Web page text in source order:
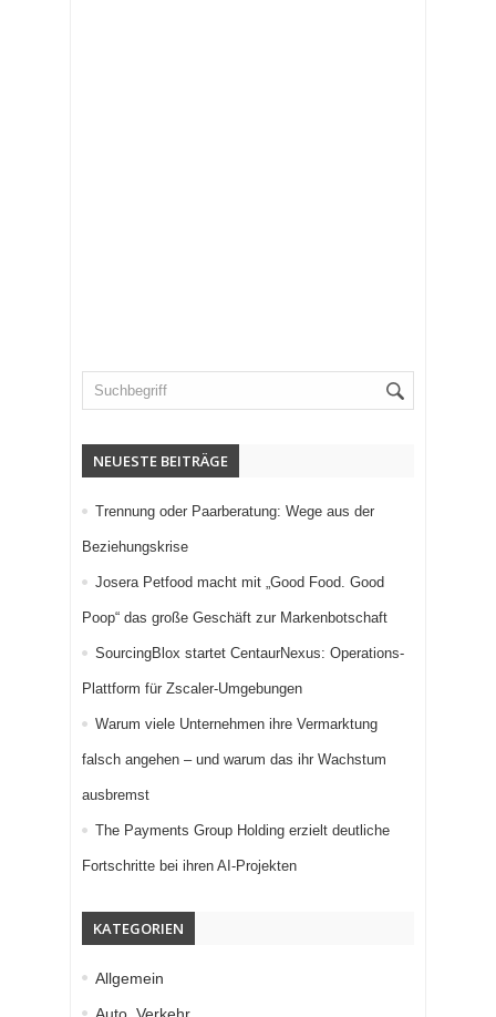
NEUESTE BEITRÄGE
Trennung oder Paarberatung: Wege aus der
Beziehungskrise
Josera Petfood macht mit „Good Food. Good
Poop“ das große Geschäft zur Markenbotschaft
SourcingBlox startet CentaurNexus: Operations-
Plattform für Zscaler-Umgebungen
Warum viele Unternehmen ihre Vermarktung
falsch angehen – und warum das ihr Wachstum
ausbremst
The Payments Group Holding erzielt deutliche
Fortschritte bei ihren AI-Projekten
KATEGORIEN
Allgemein